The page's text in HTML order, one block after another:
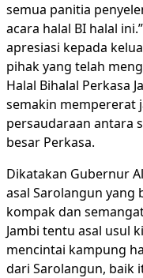
semua panitia
acara halal BI halal
apresiasi kepada
pihak yang telah
Halal Bihalal Perkasa
semakin mempererat
persaudaraan antara
besar Perkasa.
Dikatakan Gubernur
asal Sarolangun yang
kompak dan
Jambi tentu asal usul
mencintai kampung
dari Sarolangun, baik